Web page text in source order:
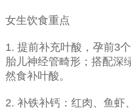
女生饮食重点
1. 提前补充叶酸，孕前3
胎儿神经管畸形；搭配深
然食补叶酸。
2. 补铁补钙：红肉、鱼虾